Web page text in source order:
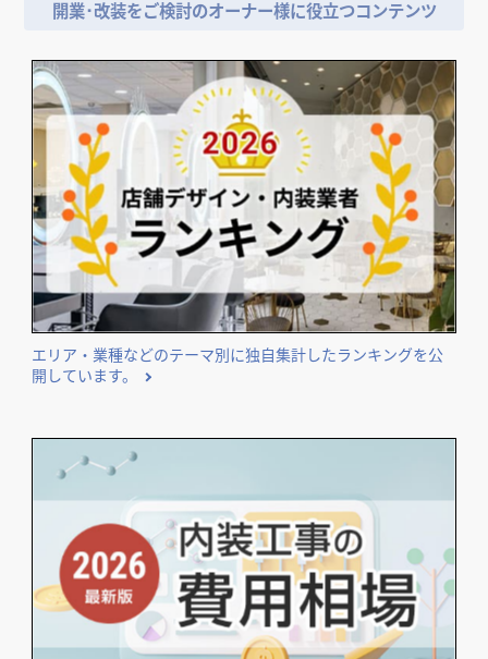
開業･改装をご検討のオーナー様に役立つコンテンツ
エリア・業種などのテーマ別に独自集計したランキングを公
開しています。